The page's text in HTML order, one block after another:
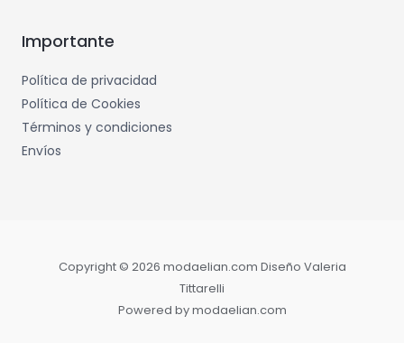
Importante
Política de privacidad
Política de Cookies
Términos y condiciones
Envíos
Copyright © 2026 modaelian.com Diseño Valeria
Tittarelli
Powered by modaelian.com